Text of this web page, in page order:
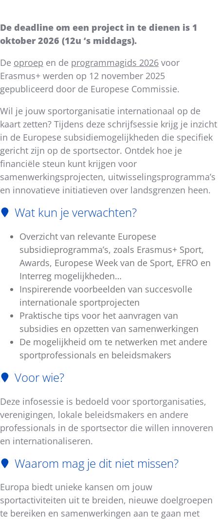
De deadline om een project in te dienen is 1
oktober 2026 (12u ‘s middags).
De oproep en de programmagids 2026 voor
Erasmus+ werden op 12 november 2025
gepubliceerd door de Europese Commissie.
Wil je jouw sportorganisatie internationaal op de
kaart zetten? Tijdens deze schrijfsessie krijg je inzicht
in de Europese subsidiemogelijkheden die specifiek
gericht zijn op de sportsector. Ontdek hoe je
financiële steun kunt krijgen voor
samenwerkingsprojecten, uitwisselingsprogramma’s
en innovatieve initiatieven over landsgrenzen heen.
Wat kun je verwachten?
Overzicht van relevante Europese
subsidieprogramma’s, zoals Erasmus+ Sport,
Awards, Europese Week van de Sport, EFRO en
Interreg mogelijkheden…
Inspirerende voorbeelden van succesvolle
internationale sportprojecten
Praktische tips voor het aanvragen van
subsidies en opzetten van samenwerkingen
De mogelijkheid om te netwerken met andere
sportprofessionals en beleidsmakers
Voor wie?
Deze infosessie is bedoeld voor sportorganisaties,
verenigingen, lokale beleidsmakers en andere
professionals in de sportsector die willen innoveren
en internationaliseren.
Waarom mag je dit niet missen?
Europa biedt unieke kansen om jouw
sportactiviteiten uit te breiden, nieuwe doelgroepen
te bereiken en samenwerkingen aan te gaan met